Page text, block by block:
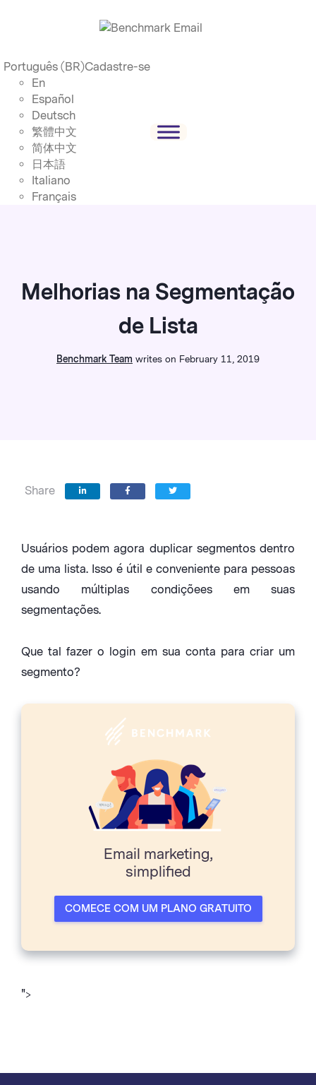
Português (BR)
En
Español
Deutsch
繁體中文
简体中文
日本語
Italiano
Français
Cadastre-se
Melhorias na Segmentação
de Lista
Benchmark Team writes on February 11, 2019
Share
Usuários podem agora duplicar segmentos dentro
de uma lista. Isso é útil e conveniente para pessoas
usando múltiplas condiçõees em suas
segmentações.
Que tal fazer o login em sua conta para criar um
segmento?
Email marketing,
simpliﬁed
COMECE COM UM PLANO GRATUITO
">